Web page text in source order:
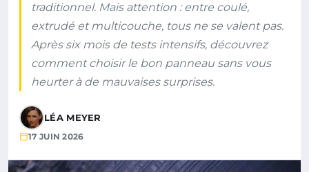
traditionnel. Mais attention : entre coulé,
extrudé et multicouche, tous ne se valent pas.
Après six mois de tests intensifs, découvrez
comment choisir le bon panneau sans vous
heurter à de mauvaises surprises.
LÉA MEYER
17 JUIN 2026